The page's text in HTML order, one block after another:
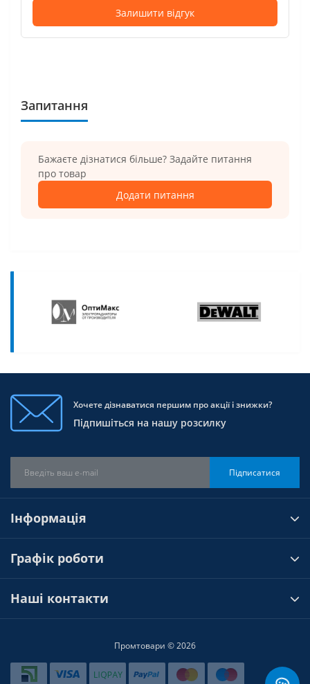
Залишити відгук
Запитання
Бажаєте дізнатися більше? Задайте питання
про товар
Додати питання
Хочете дізнаватися першим про акції і знижки?
Підпишіться на нашу розсилку
Підписатися
Інформація
Графік роботи
Наші контакти
Промтовари © 2026